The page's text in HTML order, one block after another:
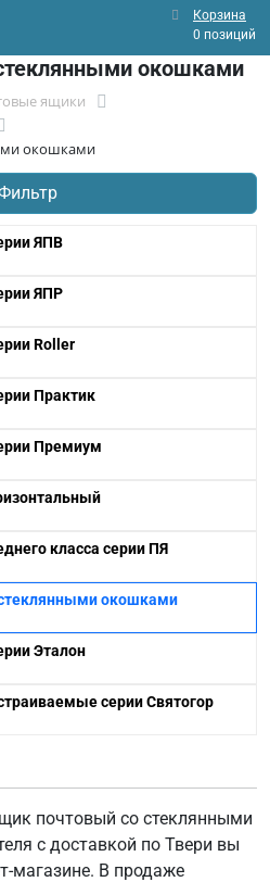
Корзина
0 позиций
окошками
ящики
окошками
ЯПВ
ЯПР
Roller
Практик
Премиум
класса серии ПЯ
окошками
Эталон
серии Святогор
почтовый со стеклянными
с доставкой по Твери вы
магазине. В продаже